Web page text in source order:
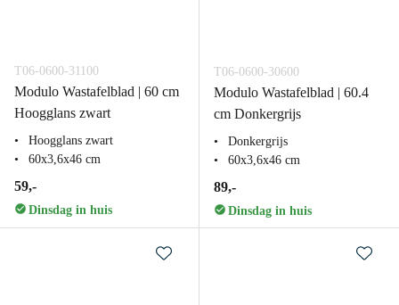
T06-0600-31100
Modulo Wastafelblad | 60 cm
Hoogglans zwart
Hoogglans zwart
60x3,6x46 cm
59,-
Dinsdag in huis
T06-0600-30600
Modulo Wastafelblad | 60.4
cm Donkergrijs
Donkergrijs
60x3,6x46 cm
89,-
Dinsdag in huis